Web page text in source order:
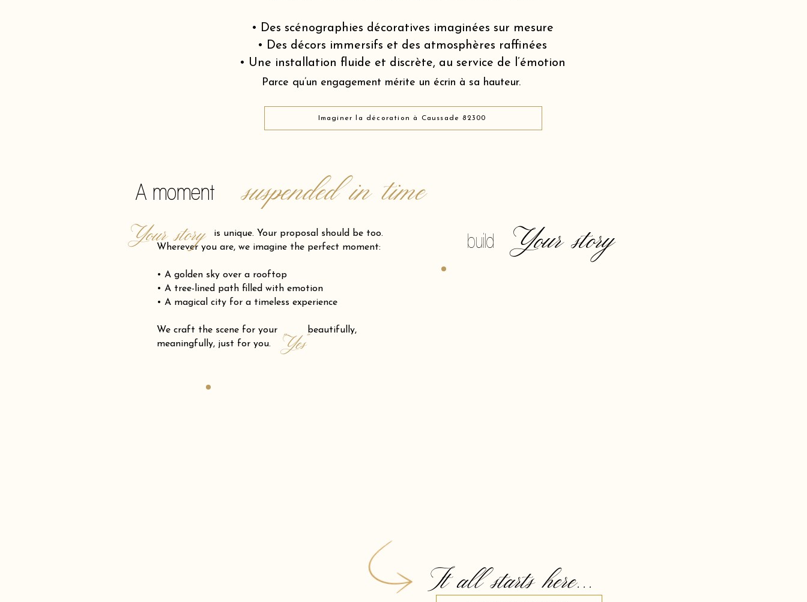
• Des scénographies décoratives imaginées sur mesure
• Des décors immersifs et des atmosphères raffinées
• Une installation fluide et discrète, au service de l’émotion
Parce qu’un engagement mérite un écrin à sa hauteur.
Imaginer la décoration à Caussade 82300
A moment suspended in time
is unique. Your proposal should be too.
Wherever you are, we imagine the perfect moment:
• A golden sky over a rooftop
• A tree-lined path filled with emotion
• A magical city for a timeless experience
We craft the scene for your beautifully,
meaningfully, just for you.
Your story
"Yes"
build Your story
It all starts here...